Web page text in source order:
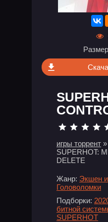
игры торрент »
SUPERHOT:
DELETE
Жанр: Экшен
Головоломки
Подборки:
битной
SUPERHOT